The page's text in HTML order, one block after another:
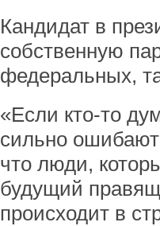
Кандидат в
собственную
федеральных,
«Если кто-то
сильно
что люди,
будущий
происходит в